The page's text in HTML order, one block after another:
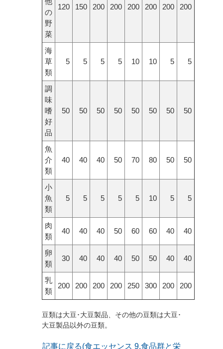
の
野
菜
120 150 200 200 200 200 200 200
海
草
類
5 5 5 5 10 10 5 5
調
味
嗜
好
品
50 50 50 50 50 50 50 50
魚
介
類
40 40 40 50 70 80 50 50
小
魚
類
5 5 5 5 5 10 5 5
肉
類
40 40 40 50 60 60 40 40
卵
類
30 40 40 40 50 50 40 40
乳
類
200 200 200 200 250 300 200 200
豆類は大豆･大豆製品、その他の豆類は大豆･
大豆製品以外の豆類。
記事に戻る(食エッセンス 9.食品群と栄